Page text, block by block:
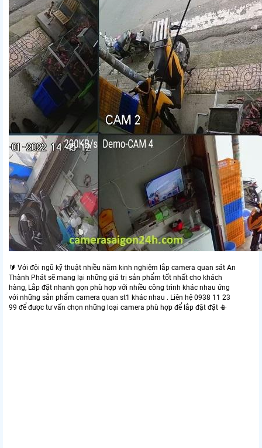
Lắp camera cửa hàng tiên lợi giá rẻ chất lượng giá rẻ hình ảnh sắt nét
🔰 Với đội ngũ kỹ thuật nhiều năm kinh nghiệm lắp camera quan sát An
Thành Phát sẽ mang lại những giá trị sản phẩm tốt nhất cho khách
hàng, Lắp đặt nhanh gọn phù hợp với nhiều công trình khác nhau ứng
với những sản phẩm camera quan st1 khác nhau . Liên hệ 0938 11 23
99 để được tư vấn chọn những loại camera phù hợp để lắp đặt đặt 📳